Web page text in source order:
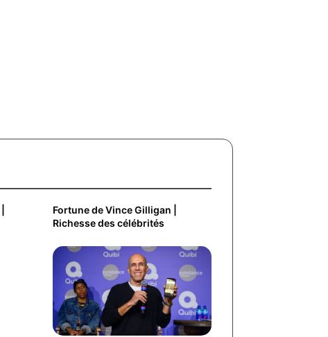
Fortune de Vince Gilligan |
Richesse des célébrités